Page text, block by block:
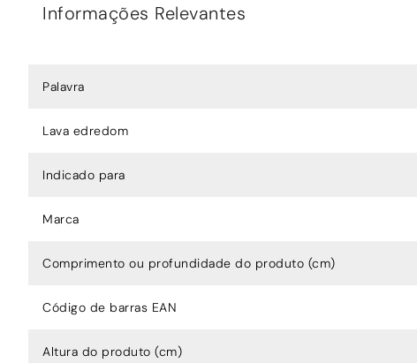
Informações Relevantes
Palavra
Lava edredom
Indicado para
Marca
Comprimento ou profundidade do produto (cm)
Código de barras EAN
Altura do produto (cm)